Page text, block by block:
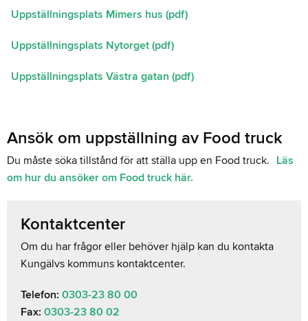
Uppställningsplats Mimers hus (pdf)
Uppställningsplats Nytorget (pdf)
Uppställningsplats Västra gatan (pdf)
Ansök om uppställning av Food truck
Du måste söka tillstånd för att ställa upp en Food truck. Läs
om hur du ansöker om Food truck här.
Kontaktcenter
Om du har frågor eller behöver hjälp kan du kontakta
Kungälvs kommuns kontaktcenter.
Telefon: 0303-23 80 00
Fax: 0303-23 80 02